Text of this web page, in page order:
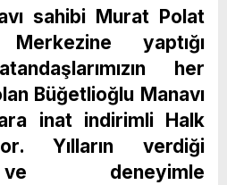
sahibi Murat Polat
yaptığı
her
Büğetlioğlu Manavı
inat indirimli Halk
Yılların verdiği
deneyimle